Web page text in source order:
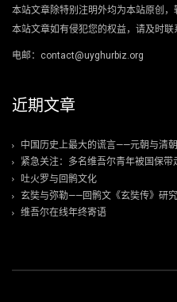
本站文章除特别注明外均为本站原创，
本站文章如有侵犯您的权益，请及时联
电邮：contact@uyghurbiz.org
近期文章
中国历史上最大的谎言——元朝与清朝
紧急关注：多名维吾尔青年被国保带
吐火罗与回鹘文化
玄奘与弥勒——回鹘文《玄奘传》研究
维吾尔在线年终寄语